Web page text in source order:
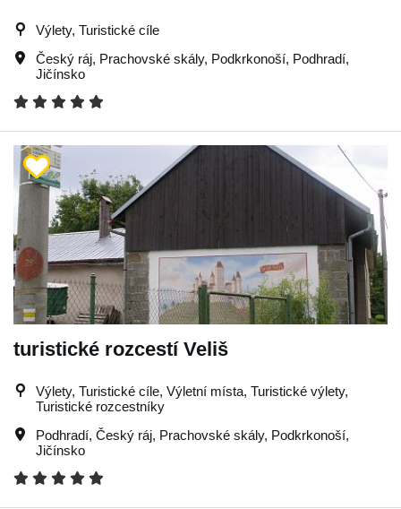
Výlety, Turistické cíle
Český ráj, Prachovské skály, Podkrkonoší, Podhradí,
Jičínsko
turistické rozcestí Veliš
Výlety, Turistické cíle, Výletní místa, Turistické výlety,
Turistické rozcestníky
Podhradí, Český ráj, Prachovské skály, Podkrkonoší,
Jičínsko